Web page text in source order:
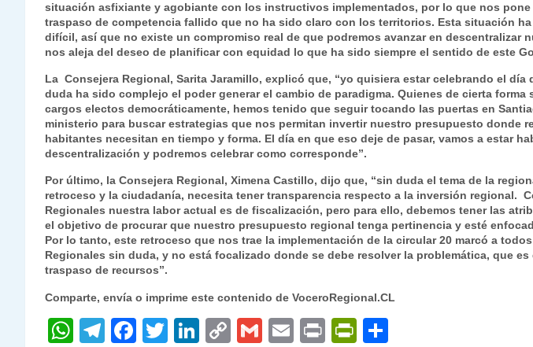
situación asfixiante y agobiante con los instructivos implementados, por lo que nos pone
traspaso de competencia fallido que no ha sido claro con los territorios. Esta situación
difícil, así que no existe un compromiso real de que podremos avanzar en descentralizar
nos aleja del deseo de planificar con equidad lo que ha sido siempre el sentido de este
La Consejera Regional, Sarita Jaramillo, explicó que, “yo quisiera estar celebrando el día
duda ha sido complejo el poder generar el cambio de paradigma. Quienes de cierta forma
cargos electos democráticamente, hemos tenido que seguir tocando las puertas en
ministerio para buscar estrategias que nos permitan invertir nuestro presupuesto donde
habitantes necesitan en tiempo y forma. El día en que eso deje de pasar, vamos a estar
descentralización y podremos celebrar como corresponde”.
Por último, la Consejera Regional, Ximena Castillo, dijo que, “sin duda el tema de la
retroceso y la ciudadanía, necesita tener transparencia respecto a la inversión regional.
Regionales nuestra labor actual es de fiscalización, pero para ello, debemos tener las
el objetivo de procurar que nuestro presupuesto regional tenga pertinencia y esté
Por lo tanto, este retroceso que nos trae la implementación de la circular 20 marcó a
Regionales sin duda, y no está focalizado donde se debe resolver la problemática, que
traspaso de recursos”.
Comparte, envía o imprime este contenido de VoceroRegional.CL
W
T
F
T
Li
C
G
E
P
P